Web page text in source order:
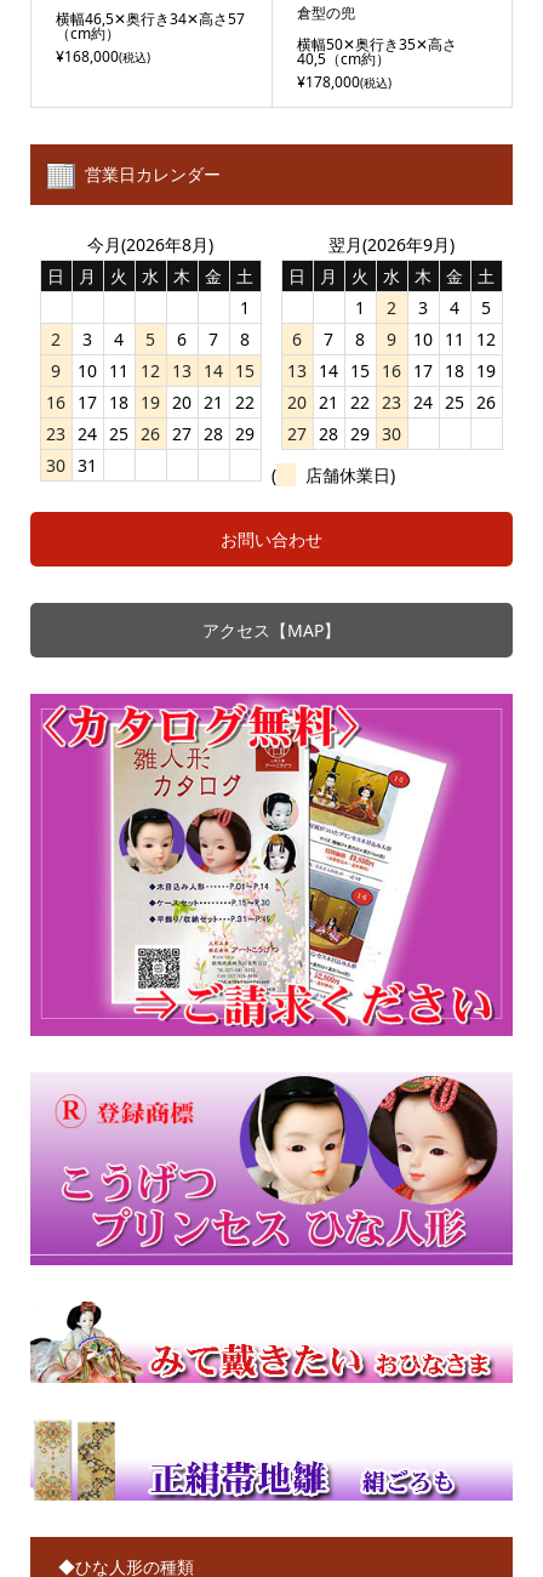
横幅46,5✕奥行き34✕高さ57
（cm約）
¥168,000(税込)
倉型の兜
横幅50✕奥行き35✕高さ
40,5（cm約）
¥178,000(税込)
営業日カレンダー
今月(2026年8月)
日
月 火 水 木 金
土
1
2
3 4 5 6 7
8
9
10 11 12 13 14 15
16 17 18 19 20 21
22
23 24 25 26 27 28 29
30 31
翌月(2026年9月)
日
月 火 水 木 金
土
1
2 3 4
5
6
7 8 9 10 11
12
13 14 15 16 17 18 19
20 21 22 23 24 25 26
27 28 29 30
(
店舗休業日)
お問い合わせ
アクセス【MAP】
◆ひな人形の種類